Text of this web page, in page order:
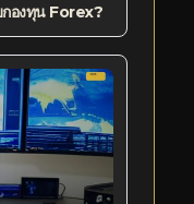
องทุน Forex?